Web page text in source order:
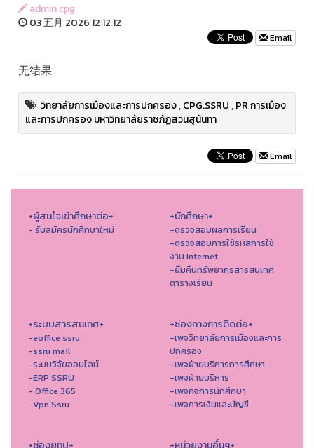
admin cpg
03 五月 2026 12:12:12
Email
无结果
วิทยาลัยการเมืองและการปกครอง,CPG.SSRU,PR การเมือง
และการปกครอง มหาวิทยาลัยราชภัฏสวนสุนันทา
Email
+ผู้สนใจเข้าศึกษาต่อ+
- รับสมัครนักศึกษาใหม่
+นักศึกษา+
-ตรวจสอบผลการเรียน
-ตรวจสอบการใช้รหัสการใช้
งาน Internet
-ยืมคืนทรัพยากรสารสนเทศ
ตารางเรียน
+ระบบสารสนเทศ+
-eoffice ssru
-ssru mail
-ระบบวิจัยออนไลน์
-ERP SSRU
- Office 365
-Vpn Ssru
+ช่องทางการติดต่อ+
-เพจวิทยาลัยการเมืองและการ
ปกครอง
-เพจฝ่ายบริการการศึกษา
-เพจฝ่ายบริหาร
-เพจกิจการนักศึกษา
-เพจการเงินและบัญชี